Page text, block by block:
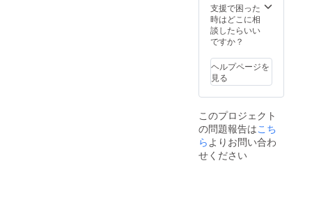
支援で困った
時はどこに相
談したらいい
ですか？
ヘルプページを
見る
このプロジェクト
の問題報告はこち
らよりお問い合わ
せください